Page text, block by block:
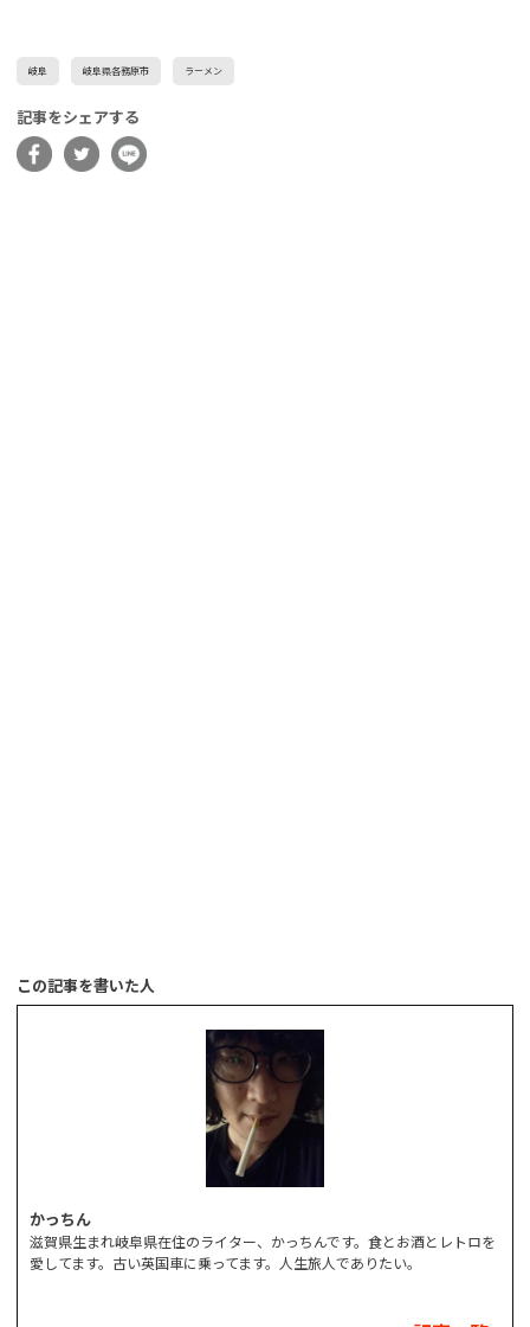
岐阜 岐阜県各務原市 ラーメン
記事をシェアする
この記事を書いた人
かっちん
滋賀県生まれ岐阜県在住のライター、かっちんです。食とお酒とレトロを
愛してます。古い英国車に乗ってます。人生旅人でありたい。